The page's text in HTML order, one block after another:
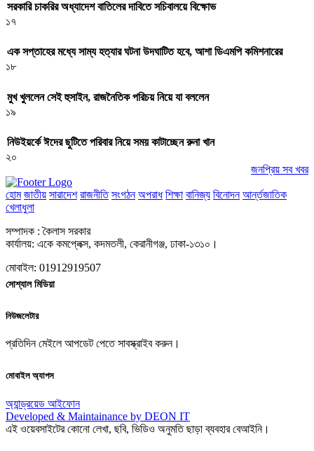
সরকারি চাকরির অধ্যাদেশ বাতিলের দাবিতে সচিবালয়ে বিক্ষোভ
১৭
এক সপ্তাহের মধ্যে সাম্য হত্যার ঘটনা উদঘাটিত হবে, আশা ডিএমপি কমিশনারের
১৮
মুখ খুললেন সেই হুসাইন, রাজনৈতিক পরিচয় নিয়ে যা বললেন
১৯
নিউইয়র্কে ঈদের ছুটিতে পরিবার নিয়ে সময় কাটাচ্ছেন রুনা খান
২০
জনপ্রিয় সব খবর
হোম জাতীয় সারাদেশ রাজনীতি সংগঠন অপরাধ শিক্ষা বানিজ্য বিনোদন আর্ন্তজাতিক
খেলাধুলা
সম্পাদক : কৈলাস সরকার
কার্যালয়: একে কমপ্লেক্স, কদমতলী, কেরানীগঞ্জ, ঢাকা-১৩১০।
মোবাইল: 01912919507
সোশ্যাল মিডিয়া
নিউজলেটার
প্রতিদিন মেইলে আপডেট পেতে সাবস্ক্রাইব করুন।
মোবাইল অ্যাপস
অ্যান্ড্রয়েড আইফোন
Developed & Maintainance by DEON IT
এই ওয়েবসাইটের কোনো লেখা, ছবি, ভিডিও অনুমতি ছাড়া ব্যবহার বেআইনি।